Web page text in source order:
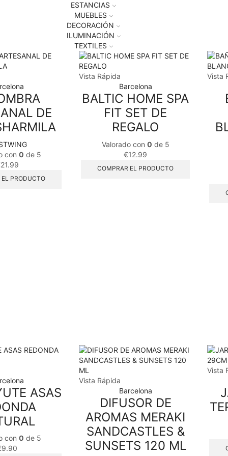
ESTANCIAS
MUEBLES
DECORACIÓN
ILUMINACIÓN
TEXTILES
DE
con 0 de 5
21.99
PRODUCTO
Vista Rápida
Barcelona
BALTIC HOME SPA
FIT SET DE
REGALO
Valorado con 0 de 5
€12.99
COMPRAR EL PRODUCTO
Vista
ASAS
con 0 de 5
9.90
Vista Rápida
Barcelona
DIFUSOR DE
AROMAS MERAKI
SANDCASTLES &
SUNSETS 120 ML
Vista